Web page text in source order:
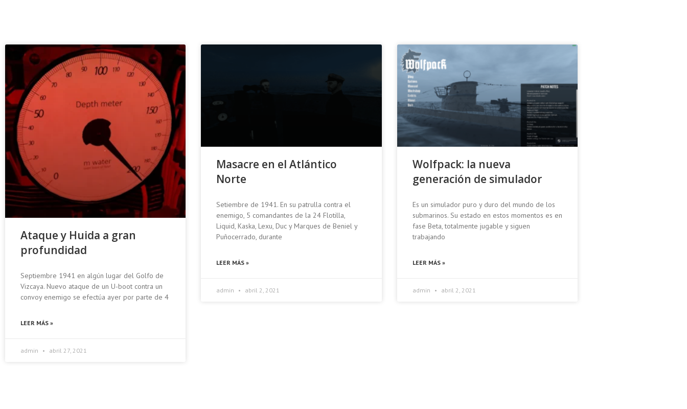
Ataque y Huida a gran
profundidad
Septiembre 1941 en algún lugar del Golfo de
Vizcaya. Nuevo ataque de un U-boot contra un
convoy enemigo se efectúa ayer por parte de 4
LEER MÁS »
admin abril 27, 2021
Masacre en el Atlántico
Norte
Setiembre de 1941. En su patrulla contra el
enemigo, 5 comandantes de la 24 Flotilla,
Liquid, Kaska, Lexu, Duc y Marques de Beniel y
Puñocerrado, durante
LEER MÁS »
admin abril 2, 2021
Wolfpack: la nueva
generación de simulador
Es un simulador puro y duro del mundo de los
submarinos. Su estado en estos momentos es en
fase Beta, totalmente jugable y siguen
trabajando
LEER MÁS »
admin abril 2, 2021